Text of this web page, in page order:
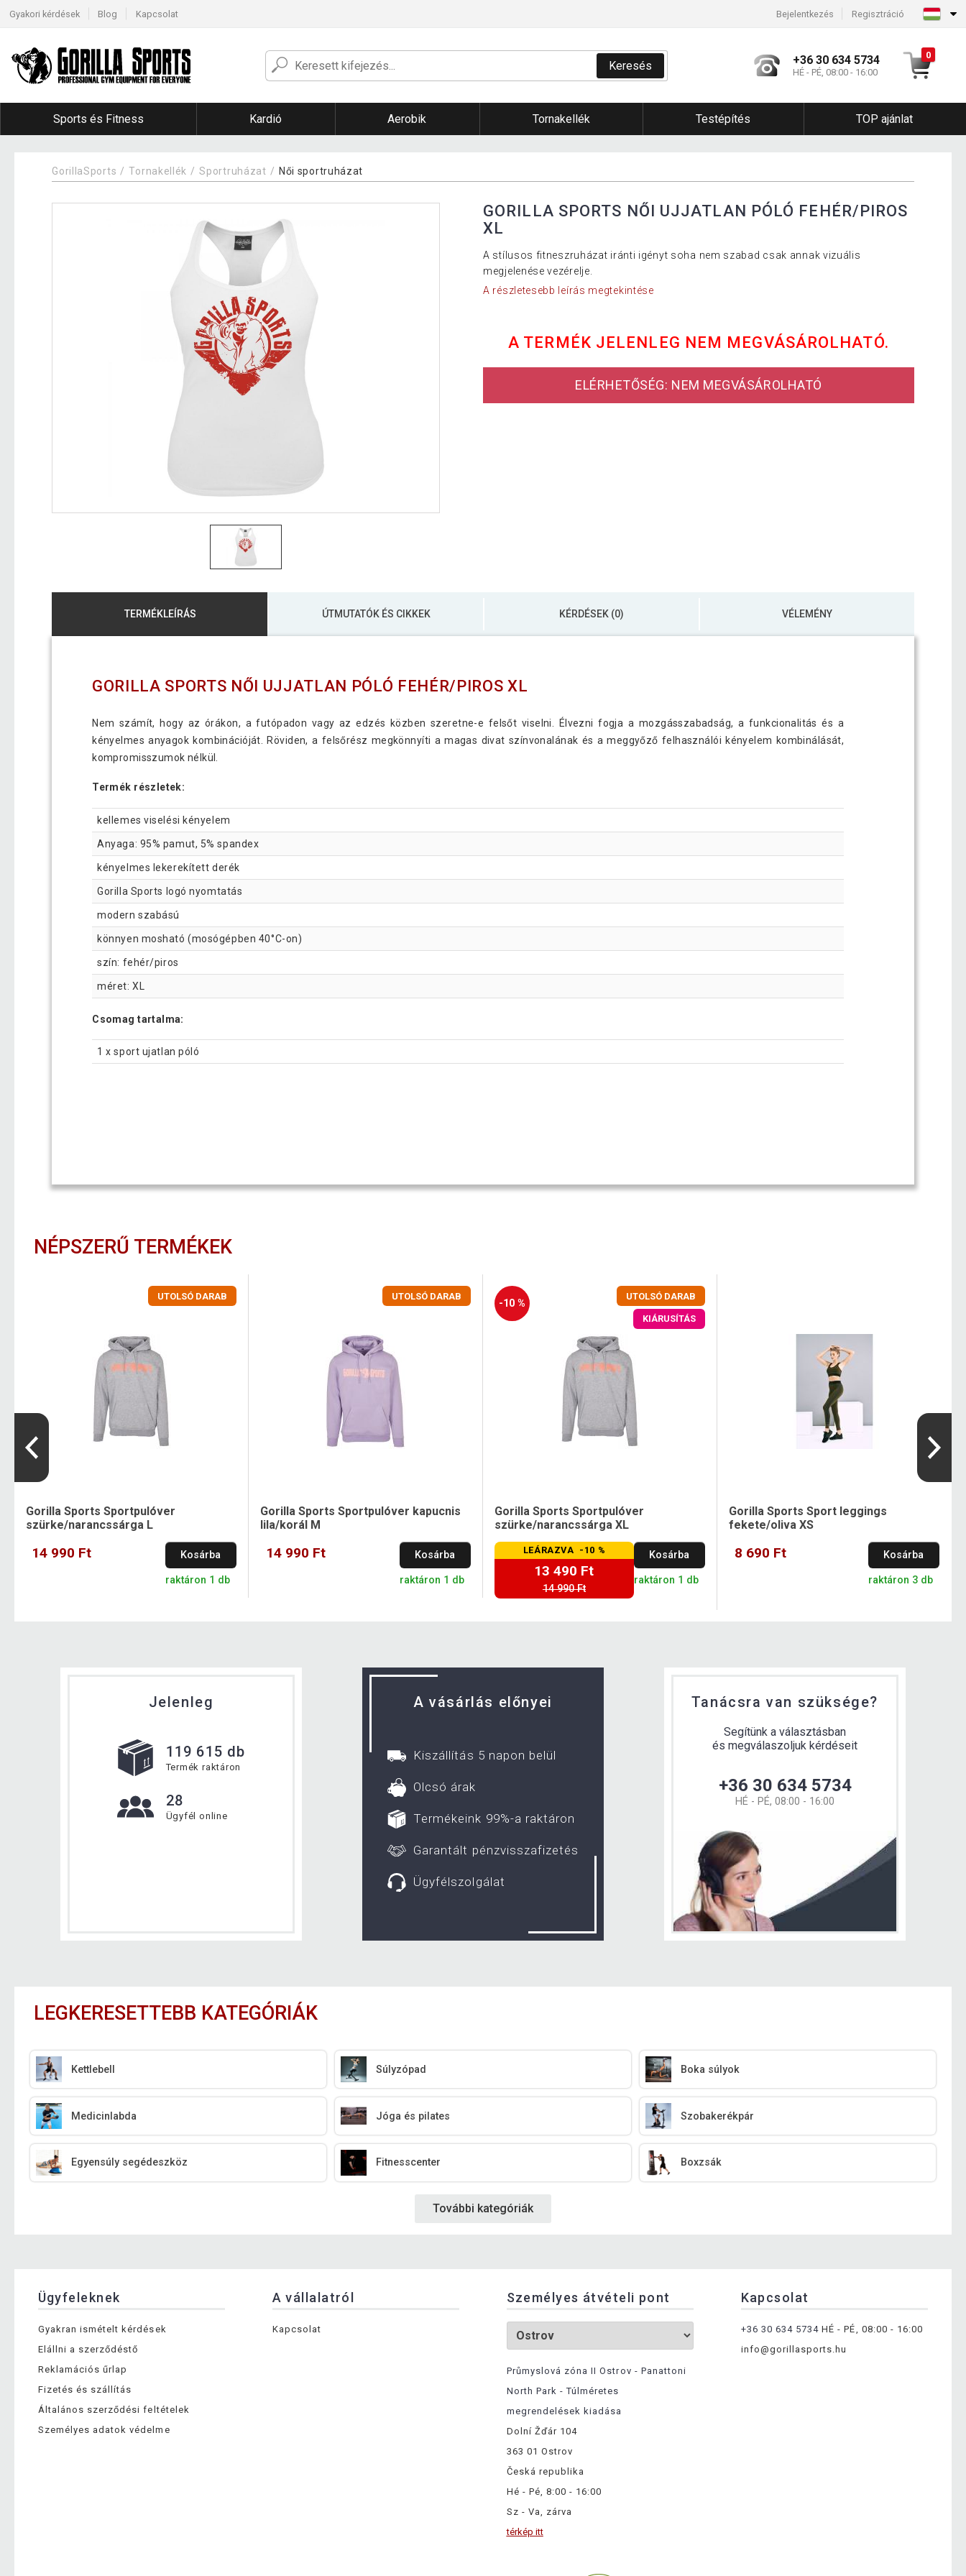
Gyakori kérdések Blog Kapcsolat Bejelentkezés Regisztráció
Keresés +36 30 634 5734
HÉ - PÉ, 08:00 - 16:00
0
Sports és Fitness Kardió Aerobik Tornakellék Testépítés TOP ajánlat
GorillaSports Tornakellék Sportruházat Női sportruházat
GORILLA SPORTS NŐI UJJATLAN PÓLÓ FEHÉR/PIROS
XL
A stílusos fitneszruházat iránti igényt soha nem szabad csak annak vizuális
megjelenése vezérelje.
A részletesebb leírás megtekintése
A TERMÉK JELENLEG NEM MEGVÁSÁROLHATÓ.
ELÉRHETŐSÉG: NEM MEGVÁSÁROLHATÓ
TERMÉKLEÍRÁS ÚTMUTATÓK ÉS CIKKEK KÉRDÉSEK (0) VÉLEMÉNY
GORILLA SPORTS NŐI UJJATLAN PÓLÓ FEHÉR/PIROS XL
Nem számít, hogy az órákon, a futópadon vagy az edzés közben szeretne-e felsőt viselni. Élvezni fogja a mozgásszabadság, a funkcionalitás és a
kényelmes anyagok kombinációját. Röviden, a felsőrész megkönnyíti a magas divat színvonalának és a meggyőző felhasználói kényelem kombinálását,
kompromisszumok nélkül.
Termék részletek:
kellemes viselési kényelem
Anyaga: 95% pamut, 5% spandex
kényelmes lekerekített derék
Gorilla Sports logó nyomtatás
modern szabású
könnyen mosható (mosógépben 40°C-on)
szín: fehér/piros
méret: XL
Csomag tartalma:
1 x sport ujatlan póló
NÉPSZERŰ TERMÉKEK
UTOLSÓ DARAB
Gorilla Sports Sportpulóver
szürke/narancssárga L
14 990 Ft Kosárba
raktáron 1 db
UTOLSÓ DARAB
Gorilla Sports Sportpulóver kapucnis
lila/korál M
14 990 Ft Kosárba
raktáron 1 db
-10 %
UTOLSÓ DARAB
KIÁRUSÍTÁS
Gorilla Sports Sportpulóver
szürke/narancssárga XL
LEÁRAZVA -10 %
13 490 Ft
14 990 Ft
Kosárba
raktáron 1 db
Gorilla Sports Sport leggings
fekete/oliva XS
8 690 Ft Kosárba
raktáron 3 db
Jelenleg
119 615 db
Termék raktáron
28
Ügyfél online
A vásárlás előnyei
Kiszállítás 5 napon belül
Olcsó árak
Termékeink 99%-a raktáron
Garantált pénzvisszafizetés
Ügyfélszolgálat
Tanácsra van szüksége?
Segítünk a választásban
és megválaszoljuk kérdéseit
+36 30 634 5734
HÉ - PÉ, 08:00 - 16:00
LEGKERESETTEBB KATEGÓRIÁK
Kettlebell Súlyzópad Boka súlyok
Medicinlabda Jóga és pilates Szobakerékpár
Egyensúly segédeszköz Fitnesscenter Boxzsák
További kategóriák
Ügyfeleknek
Gyakran ismételt kérdések
Elállni a szerződéstő
Reklamációs űrlap
Fizetés és szállítás
Általános szerződési feltételek
Személyes adatok védelme
A vállalatról
Kapcsolat
Személyes átvételi pont
Průmyslová zóna II Ostrov - Panattoni
North Park - Túlméretes
megrendelések kiadása
Dolní Žďár 104
363 01 Ostrov
Česká republika
Hé - Pé, 8:00 - 16:00
Sz - Va, zárva
térkép itt
Kapcsolat
+36 30 634 5734 HÉ - PÉ, 08:00 - 16:00
info@gorillasports.hu